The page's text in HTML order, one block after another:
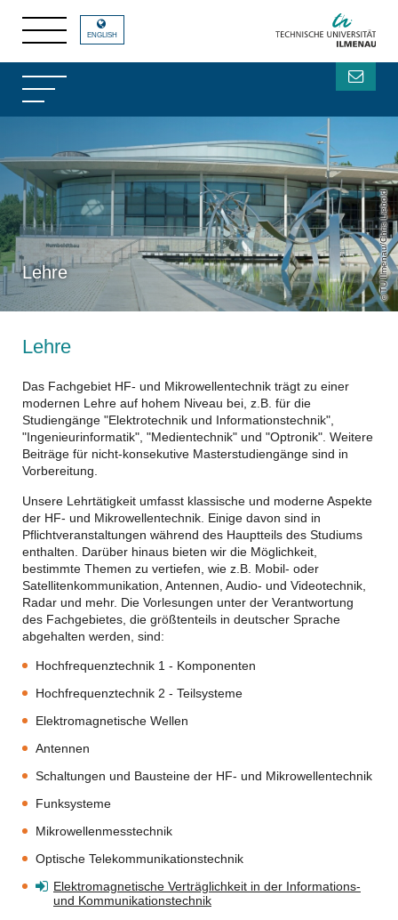
Lehre TU Ilmenau/Chris Liebold
ENGLISH
Lehre
Das Fachgebiet HF- und Mikrowellentechnik trägt zu einer
modernen Lehre auf hohem Niveau bei, z.B. für die
Studiengänge "Elektrotechnik und Informationstechnik",
"Ingenieurinformatik", "Medientechnik" und "Optronik". Weitere
Beiträge für nicht-konsekutive Masterstudiengänge sind in
Vorbereitung.
Unsere Lehrtätigkeit umfasst klassische und moderne Aspekte
der HF- und Mikrowellentechnik. Einige davon sind in
Pflichtveranstaltungen während des Hauptteils des Studiums
enthalten. Darüber hinaus bieten wir die Möglichkeit,
bestimmte Themen zu vertiefen, wie z.B. Mobil- oder
Satellitenkommunikation, Antennen, Audio- und Videotechnik,
Radar und mehr. Die Vorlesungen unter der Verantwortung
des Fachgebietes, die größtenteils in deutscher Sprache
abgehalten werden, sind:
Hochfrequenztechnik 1 - Komponenten
Hochfrequenztechnik 2 - Teilsysteme
Elektromagnetische Wellen
Antennen
Schaltungen und Bausteine der HF- und Mikrowellentechnik
Funksysteme
Mikrowellenmesstechnik
Optische Telekommunikationstechnik
Elektromagnetische Verträglichkeit in der Informations-
und Kommunikationstechnik